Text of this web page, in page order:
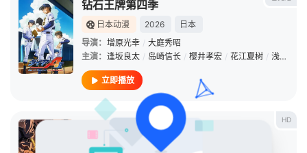
钻石王牌第四季
日本动漫 2026
日本
导演： 增原光幸 / 大庭秀昭
主演： 逢坂良太 / 岛崎信长 / 樱井孝宏 / 花江夏树 / 浅沼晋太郎
立即播放
HD
进击的巨人最终季完结篇前篇
日本动漫 2023